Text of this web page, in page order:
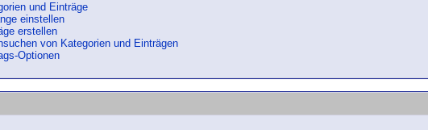
und Einträge
einstellen
erstellen
von Kategorien und Einträgen
Optionen